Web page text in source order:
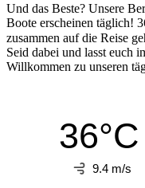
Und das Beste? Unsere
Boote erscheinen täglich!
zusammen auf die Reise
Seid dabei und lasst euch
Willkommen zu unseren
36°C
9.4 m/s